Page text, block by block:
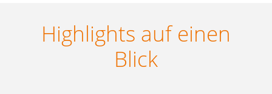
Highlights auf einen
Blick